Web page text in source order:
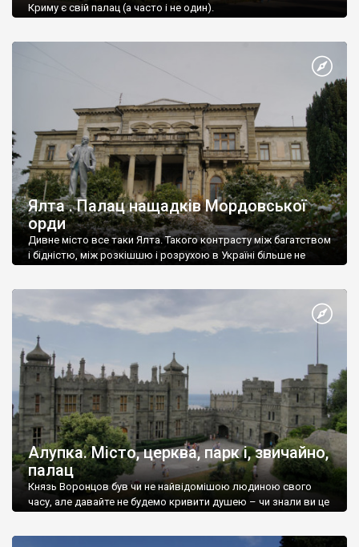
Криму є свій палац (а часто і не один).
Ялта . Палац нащадків Мордовської
орди
Дивне місто все таки Ялта. Такого контрасту між багатством
і бідністю, між розкішшю і розрухою в Україні більше не
Алупка. Місто, церква, парк і, звичайно,
палац
Князь Воронцов був чи не найвідомішою людиною свого
часу, але давайте не будемо кривити душею – чи знали ви це